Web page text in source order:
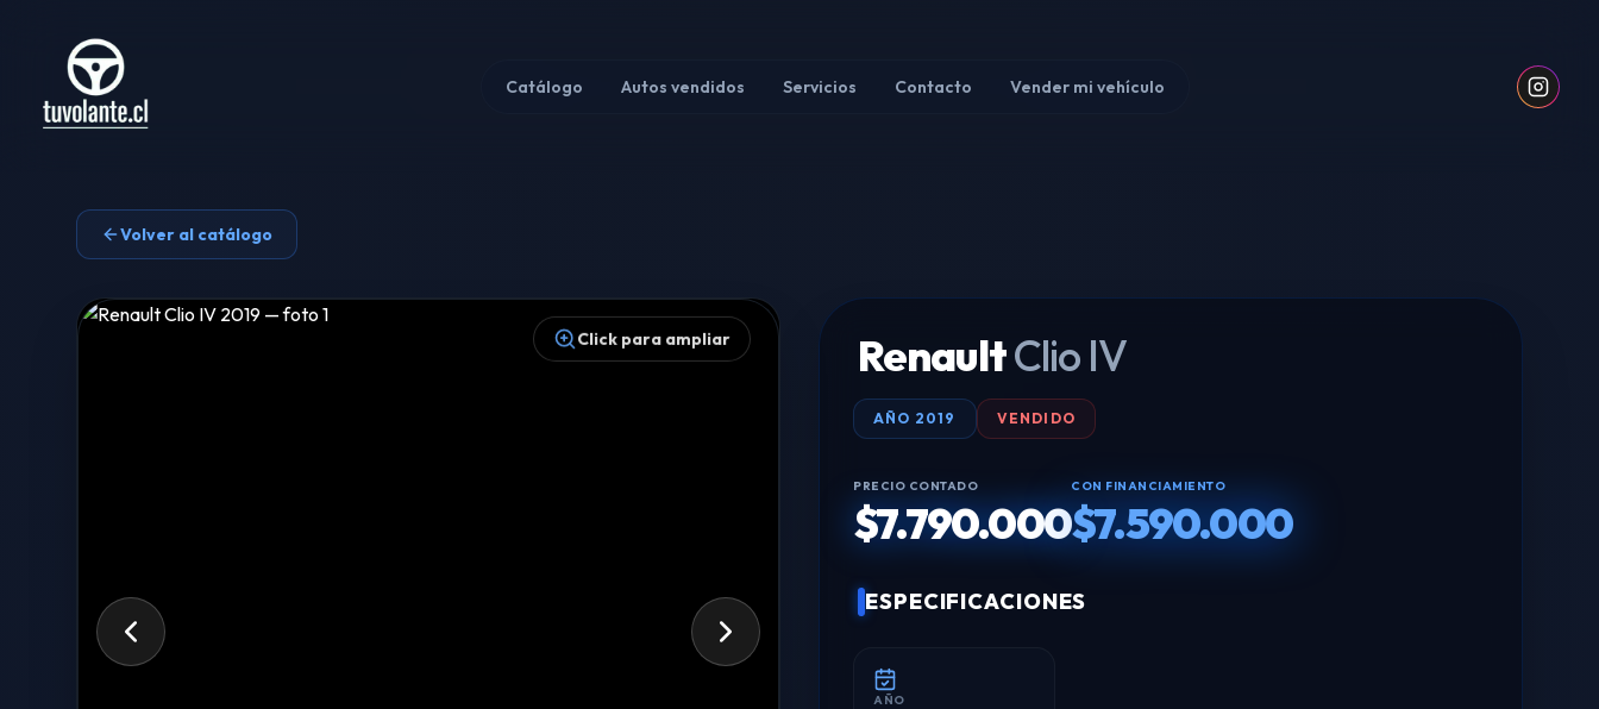
Catálogo Autos vendidos Servicios Contacto Vender mi vehículo
Volver al catálogo
Click para ampliar RenaultClio IV
AÑO 2019 VENDIDO
PRECIO CONTADO
$7.790.000
CON FINANCIAMIENTO
$7.590.000
ESPECIFICACIONES
AÑO